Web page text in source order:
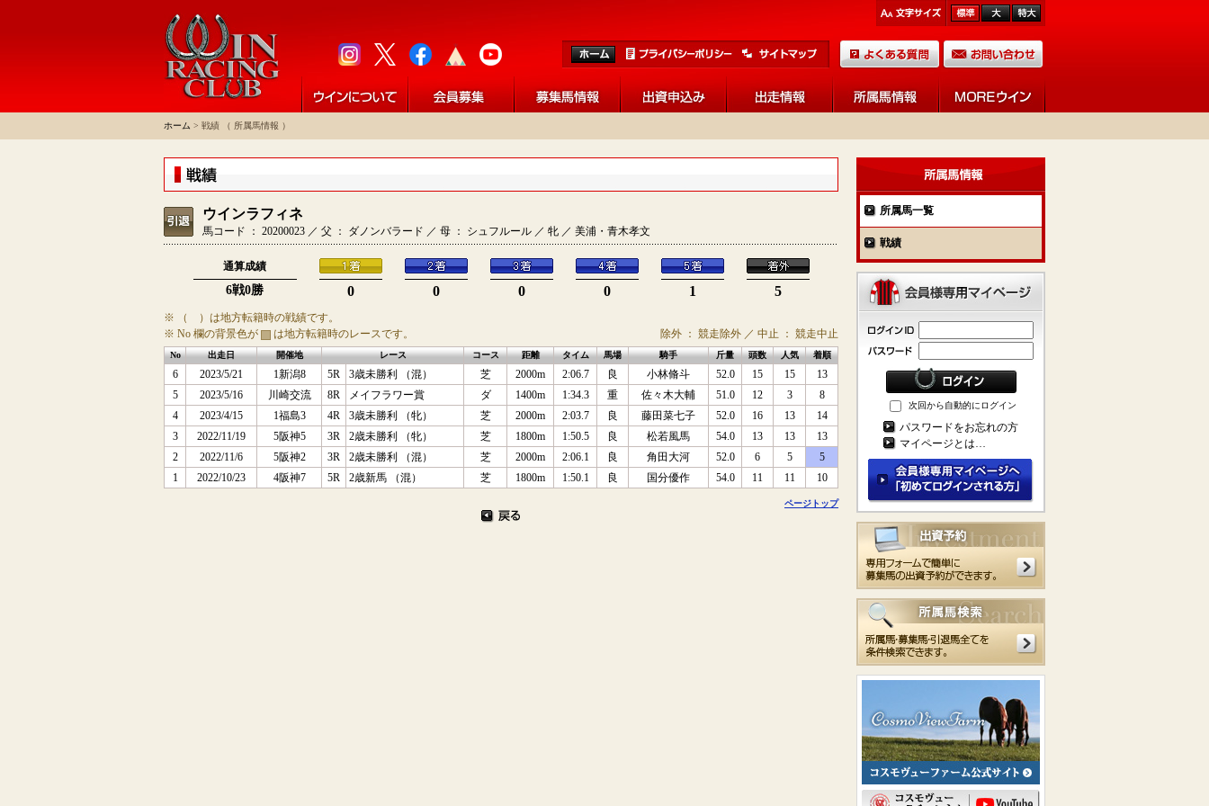
ホーム > 戦績 （ 所属馬情報 ）
ウインラフィネ
馬コード ： 20200023 ／ 父 ： ダノンバラード ／ 母 ： シュフルール ／ 牝 ／ 美浦・青木孝文
通算成績
6戦0勝 0 0 0 0 1 5
※ （ ）は地方転籍時の戦績です。
※ No 欄の背景色が
は地方転籍時のレースです。 除外 ： 競走除外 ／ 中止 ： 競走中止
No 出走日 開催地 レース コース 距離 タイム 馬場 騎手 斤量 頭数 人気 着順
6 2023/5/21 1新潟8 5R 3歳未勝利 （混） 芝 2000m 2:06.7 良 小林脩斗 52.0 15 15
13
5
2023/5/16 川崎交流 8R メイフラワー賞 ダ 1400m 1:34.3 重 佐々木大輔 51.0 12 3
8
4
2023/4/15 1福島3 4R 3歳未勝利 （牝） 芝 2000m 2:03.7 良 藤田菜七子 52.0 16 13
14
3
2022/11/19 5阪神5 3R 2歳未勝利 （牝） 芝 1800m 1:50.5 良 松若風馬 54.0 13 13
13
2
2022/11/6 5阪神2 3R 2歳未勝利 （混） 芝 2000m 2:06.1 良 角田大河 52.0 6 5
5
1
2022/10/23 4阪神7 5R 2歳新馬 （混） 芝 1800m 1:50.1 良 国分優作 54.0 11 11 10
ページトップ
所属馬一覧
戦績
次回から自動的にログイン
パスワードをお忘れの方
マイページとは…